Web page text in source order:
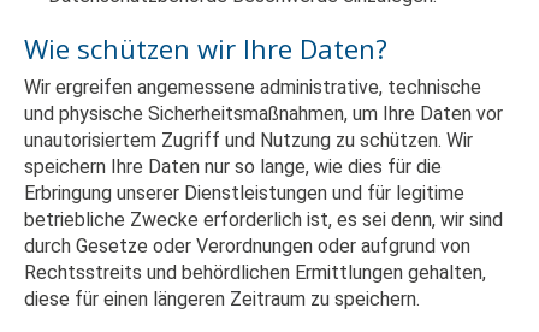
Wie schützen wir Ihre Daten?
Wir ergreifen angemessene administrative, technische
und physische Sicherheitsmaßnahmen, um Ihre Daten vor
unautorisiertem Zugriff und Nutzung zu schützen. Wir
speichern Ihre Daten nur so lange, wie dies für die
Erbringung unserer Dienstleistungen und für legitime
betriebliche Zwecke erforderlich ist, es sei denn, wir sind
durch Gesetze oder Verordnungen oder aufgrund von
Rechtsstreits und behördlichen Ermittlungen gehalten,
diese für einen längeren Zeitraum zu speichern.